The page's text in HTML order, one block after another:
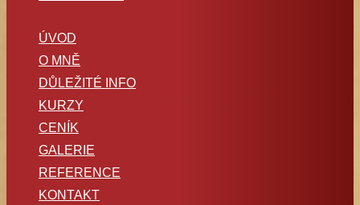
ÚVOD
O MNĚ
DŮLEŽITÉ INFO
KURZY
CENÍK
GALERIE
REFERENCE
KONTAKT